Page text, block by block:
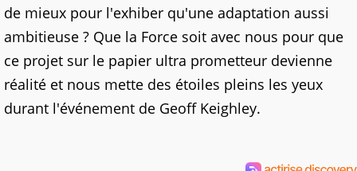
de mieux pour l'exhiber qu'une adaptation aussi
ambitieuse ? Que la Force soit avec nous pour que
ce projet sur le papier ultra prometteur devienne
réalité et nous mette des étoiles pleins les yeux
durant l'événement de Geoff Keighley.